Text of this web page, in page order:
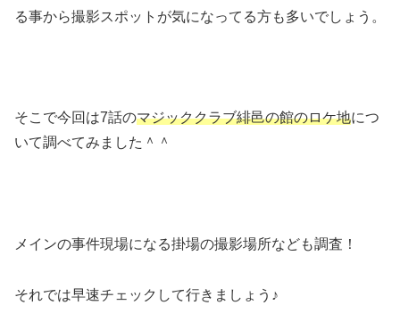
る事から撮影スポットが気になってる方も多いでしょう。
そこで今回は7話のマジッククラブ緋邑の館のロケ地につ
いて調べてみました＾＾
メインの事件現場になる掛場の撮影場所なども調査！
それでは早速チェックして行きましょう♪